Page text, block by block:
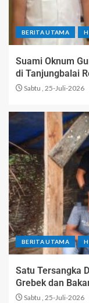
BERITA UTAMA
Suami Oknum
di Tanjungbalai
Sabtu , 25-Juli-2026
BERITA UTAMA
Satu Tersangka
Grebek dan
Sabtu , 25-Juli-2026